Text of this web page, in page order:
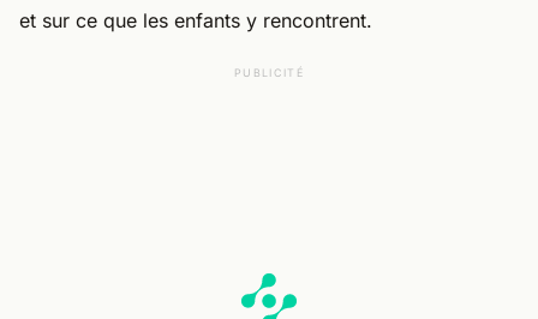
et sur ce que les enfants y rencontrent.
PUBLICITÉ